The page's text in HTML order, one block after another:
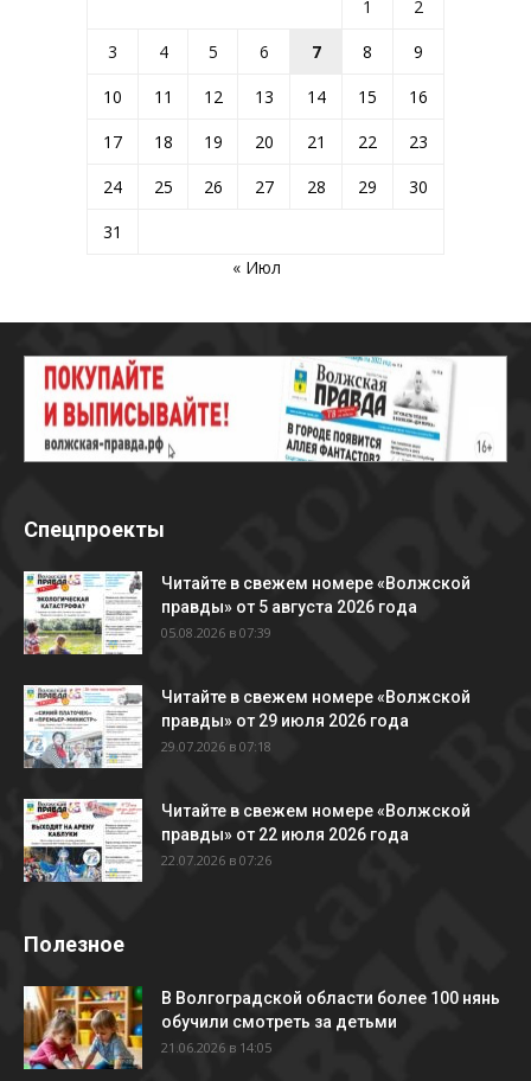
1
2
3
4 5 6 7 8
9
10
11 12 13 14 15
16
17
18 19 20 21 22
23
24
25 26 27 28 29
30
31
« Июл
Спецпроекты
Читайте в свежем номере «Волжской
правды» от 5 августа 2026 года
05.08.2026 в 07:39
Читайте в свежем номере «Волжской
правды» от 29 июля 2026 года
29.07.2026 в 07:18
Читайте в свежем номере «Волжской
правды» от 22 июля 2026 года
22.07.2026 в 07:26
Полезное
В Волгоградской области более 100 нянь
обучили смотреть за детьми
21.06.2026 в 14:05